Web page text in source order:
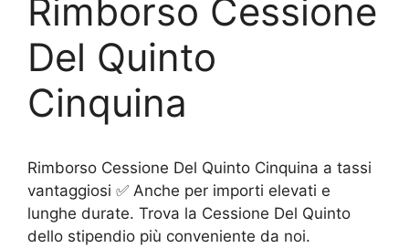
Rimborso Cessione
Del Quinto
Cinquina
Rimborso Cessione Del Quinto Cinquina a tassi
vantaggiosi ✅ Anche per importi elevati e
lunghe durate. Trova la Cessione Del Quinto
dello stipendio più conveniente da noi.